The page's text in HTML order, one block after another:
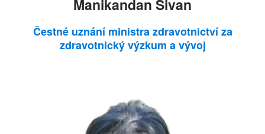
Manikandan Sivan
Čestné uznání ministra zdravotnictví za
zdravotnický výzkum a vývoj